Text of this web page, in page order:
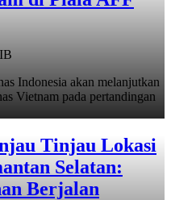
Indonesia akan melanjutkan
Vietnam pada pertandingan
Tinjau Lokasi
Selatan:
Berjalan